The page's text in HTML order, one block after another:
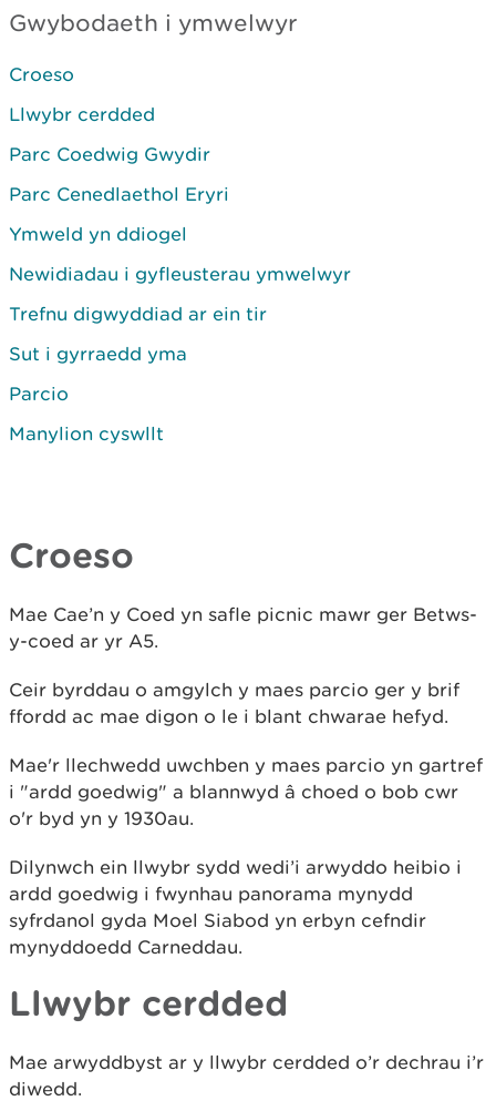
Gwybodaeth i ymwelwyr
Croeso
Llwybr cerdded
Parc Coedwig Gwydir
Parc Cenedlaethol Eryri
Ymweld yn ddiogel
Newidiadau i gyfleusterau ymwelwyr
Trefnu digwyddiad ar ein tir
Sut i gyrraedd yma
Parcio
Manylion cyswllt
Croeso
Mae Cae’n y Coed yn safle picnic mawr ger Betws-
y-coed ar yr A5.
Ceir byrddau o amgylch y maes parcio ger y brif
ffordd ac mae digon o le i blant chwarae hefyd.
Mae'r llechwedd uwchben y maes parcio yn gartref
i "ardd goedwig" a blannwyd â choed o bob cwr
o'r byd yn y 1930au.
Dilynwch ein llwybr sydd wedi’i arwyddo heibio i
ardd goedwig i fwynhau panorama mynydd
syfrdanol gyda Moel Siabod yn erbyn cefndir
mynyddoedd Carneddau.
Llwybr cerdded
Mae arwyddbyst ar y llwybr cerdded o’r dechrau i’r
diwedd.